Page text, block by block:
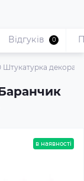
Штукатурка
Відгуків 0
в наявності